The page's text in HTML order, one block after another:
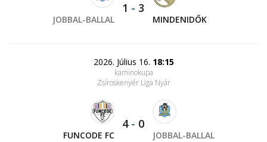
JOBBAL-BALLAL
1 - 3
MINDENIDŐK
2026. Július 16. 18:15
kaminokupa
Zsíroskenyér Liga Nyár
FUNCODE FC
4- 0
JOBBAL-BALLAL